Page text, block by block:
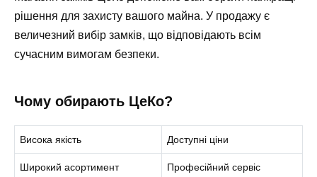
рішення для захисту вашого майна. У продажу є
величезний вибір замків, що відповідають всім
сучасним вимогам безпеки.
Чому обирають ЦеКо?
Висока якість Доступні ціни
Широкий асортимент Професійний сервіс